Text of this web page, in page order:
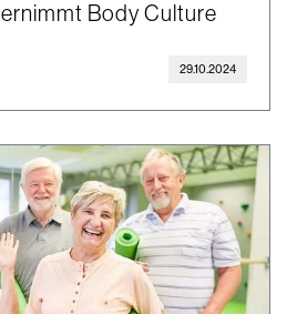
Body Culture
29.10.2024